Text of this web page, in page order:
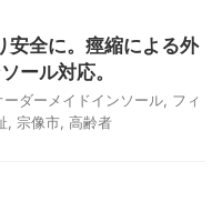
安全に。痙縮による外
ール対応。
ーダーメイドインソール フィ
宗像市 高齢者